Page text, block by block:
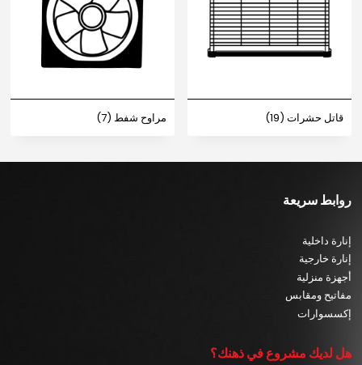
قاتل حشرات (19) مراوح شفط (7)
روابط سريعة
إنارة داخلية
إنارة خارجية
أجهزة منزلية
مفاتيح ومقابس
إكسسوارات
هل لديك مشروع في ذهنك؟